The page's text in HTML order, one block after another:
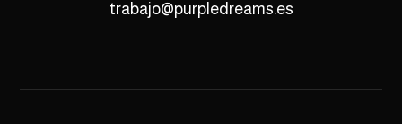
trabajo@purpledreams.es